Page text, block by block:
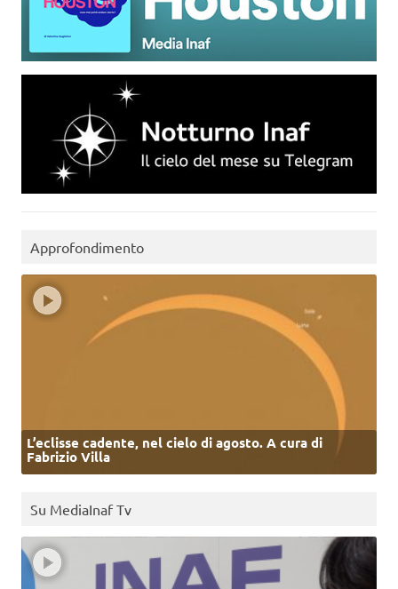
Approfondimento
L’eclisse cadente, nel cielo di agosto. A cura di
Fabrizio Villa
Su MediaInaf Tv